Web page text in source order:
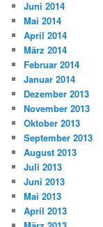
Juni 2014
Mai 2014
April 2014
März 2014
Februar 2014
Januar 2014
Dezember 2013
November 2013
Oktober 2013
September 2013
August 2013
Juli 2013
Juni 2013
Mai 2013
April 2013